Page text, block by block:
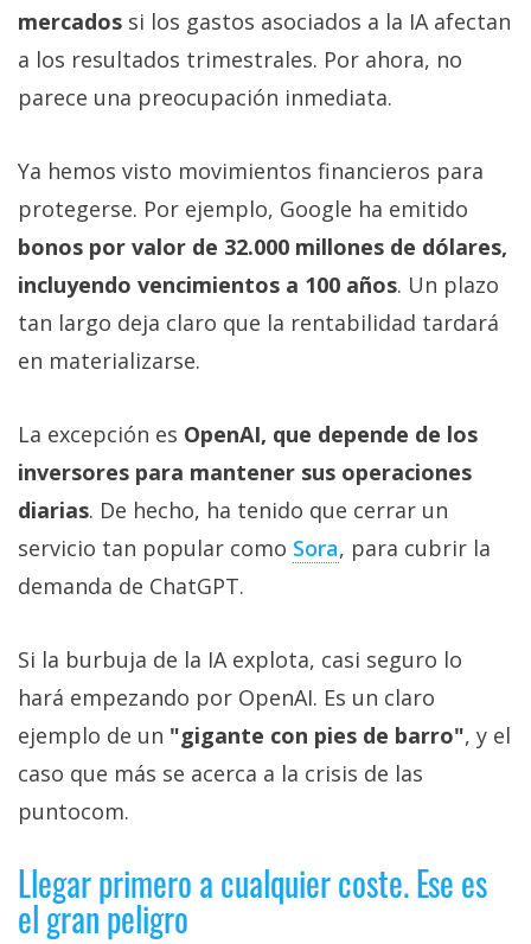
mercados si los gastos asociados a la IA afectan
a los resultados trimestrales. Por ahora, no
parece una preocupación inmediata.
Ya hemos visto movimientos financieros para
protegerse. Por ejemplo, Google ha emitido
bonos por valor de 32.000 millones de dólares,
incluyendo vencimientos a 100 años. Un plazo
tan largo deja claro que la rentabilidad tardará
en materializarse.
La excepción es OpenAI, que depende de los
inversores para mantener sus operaciones
diarias. De hecho, ha tenido que cerrar un
servicio tan popular como Sora‎, para cubrir la
demanda de ChatGPT.
Si la burbuja de la IA explota, casi seguro lo
hará empezando por OpenAI. Es un claro
ejemplo de un "gigante con pies de barro", y el
caso que más se acerca a la crisis de las
puntocom.
Llegar primero a cualquier coste. Ese es
el gran peligro